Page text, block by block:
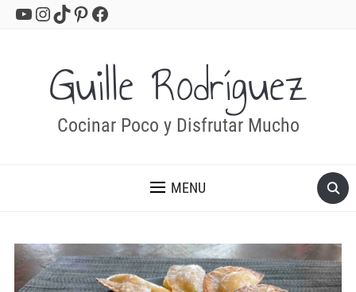
YouTube
Instagram
TikTok
Pinterest
Facebook
Guille Rodríguez
Cocinar Poco y Disfrutar Mucho
MENU